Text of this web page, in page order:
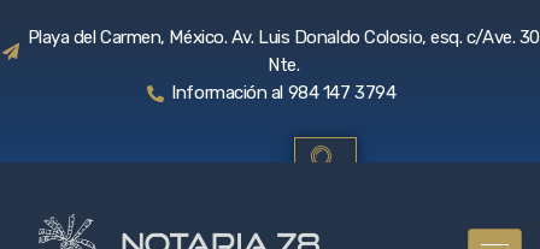
Playa del Carmen, México. Av. Luis Donaldo Colosio, esq. c/Ave. 30
Nte.
Información al 984 147 3794